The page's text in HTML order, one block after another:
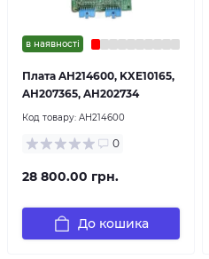
в наявності
Плата AH214600, KXE10165,
AH207365, AH202734
Код товару: AH214600
0
28 800.00 грн.
До кошика